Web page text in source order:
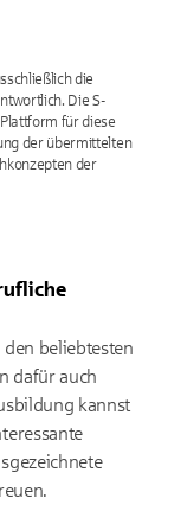
die
Die S-
für diese
der übermittelten
der
den beliebtesten
dafür auch
kannst